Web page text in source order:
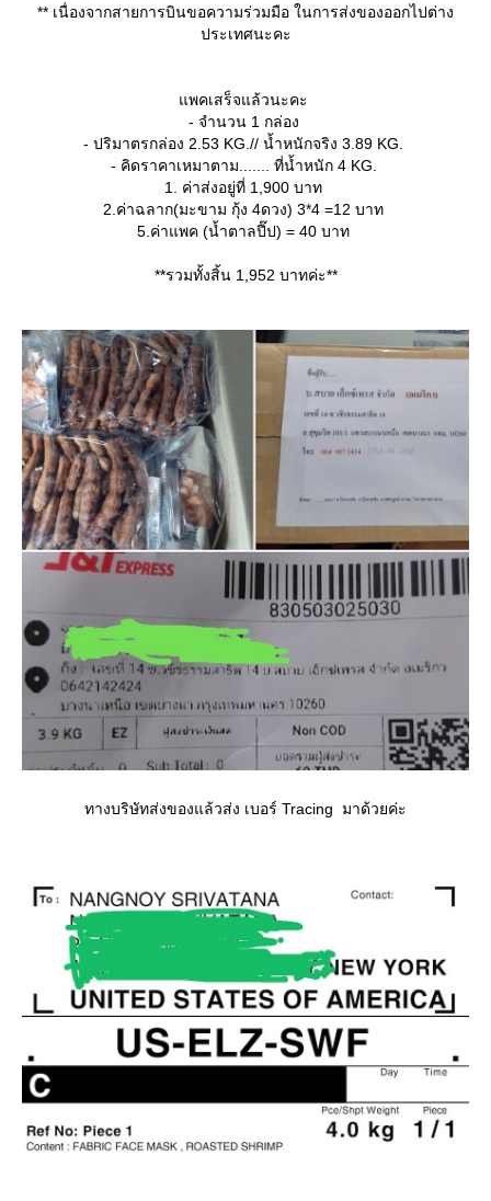
** เนื่องจากสายการบินขอความร่วมมือ ในการส่งของออกไปต่าง
ประเทศนะคะ
พคเสร็จแล้วนะคะ
- จำนวน 1 กล่อง
- ปริมาตรกล่อง 2.53 KG.// น้ำหนักจริง 3.89 KG.
- คิดราคาเหมาตาม....... ที่น้ำหนัก 4 KG.
1. ค่าส่งอยู่ที่ 1,900 บาท
2.ค่าฉลาก(มะขาม กุ้ง 4ดวง) 3*4 =12 บาท
5.ค่าแพค (น้ำตาลปี๊ป) = 40 บาท
**รวมทั้งสิ้น 1,952 บาทค่ะ**
ทางบริษัทส่งของแล้วส่ง เบอร์ Tracing มาด้วยค่ะ